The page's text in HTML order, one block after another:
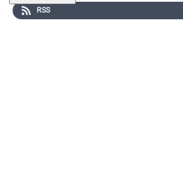
BDSM, l’offre au masculin s’est
élargie ces dernières années. Pour
RSS